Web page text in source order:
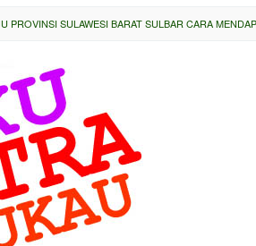
PROVINSI SULAWESI BARAT SULBAR CARA